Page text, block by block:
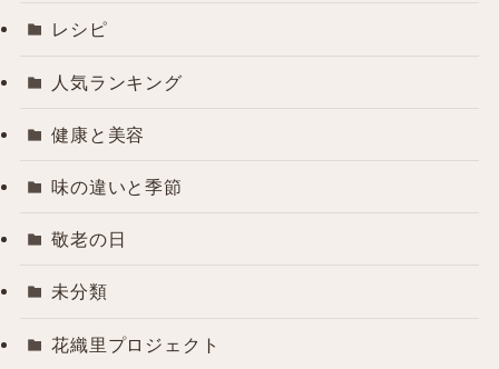
レシピ
人気ランキング
健康と美容
味の違いと季節
敬老の日
未分類
花織里プロジェクト